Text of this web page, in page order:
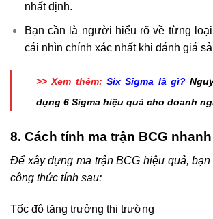
nhất định.
Bạn cần là người hiểu rõ về từng
cái nhìn chính xác nhất khi đánh giá
>> Xem thêm: Six Sigma là gì?
dụng 6 Sigma hiệu quả cho doanh
8. Cách tính ma trận BCG
Để xây dựng ma trận BCG hiệu quả,
công thức tính sau:
Tốc độ tăng trưởng thị trường